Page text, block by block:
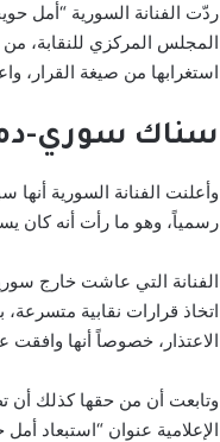
ردّت الفنانة السورية “أمل
المجلس المركزي للنقابة،
استغرابها من صيغة القرار،
سناك سوري-
وأعلنت الفنانة السورية
رسمياً، وهو ما رأت أنه كان
الفنانة التي عاشت خارج
اتخاذ قرارات نقابية
الاعتذار، خصوصاً أنها وافقت
وتابعت أن من حقها كذلك أن
الإعلامية عنوان “استبعاد